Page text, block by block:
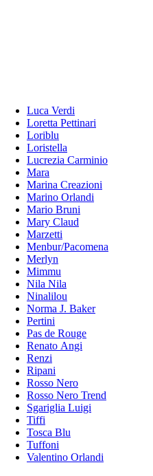
Luca Verdi
Loretta Pettinari
Loriblu
Loristella
Lucrezia Carminio
Mara
Marina Creazioni
Marino Orlandi
Mario Bruni
Mary Claud
Marzetti
Menbur/Pacomena
Merlyn
Mimmu
Nila Nila
Ninalilou
Norma J. Baker
Pertini
Pas de Rouge
Renato Angi
Renzi
Ripani
Rosso Nero
Rosso Nero Trend
Sgariglia Luigi
Tiffi
Tosca Blu
Tuffoni
Valentino Orlandi